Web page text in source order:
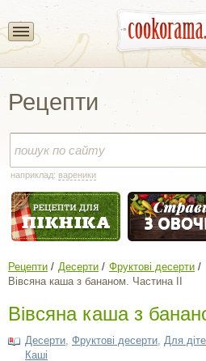
Рецепти
наприклад: вареники
Рецепти Десерти
Фруктові десерти
Вівсяна каша з бананом. Частина ІІ
Вівсяна каша з
Десерти Фруктові десерти Для
Каші